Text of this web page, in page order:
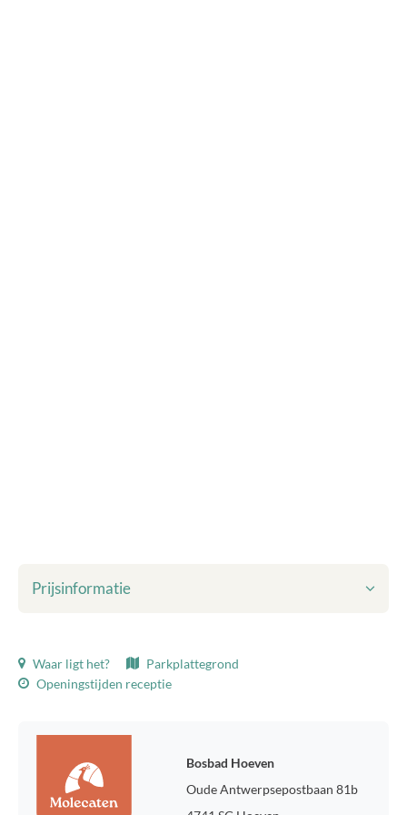
Prijsinformatie
Getoonde prijzen zijn inclusief:
Toeristenbelasting
Bedlinnen
WiFi
Verbruik gas, water en elektra
Parkeerplaats voor één auto
Waar ligt het?
Parkplattegrond
Openingstijden receptie
Bosbad Hoeven
Oude Antwerpsepostbaan 81b